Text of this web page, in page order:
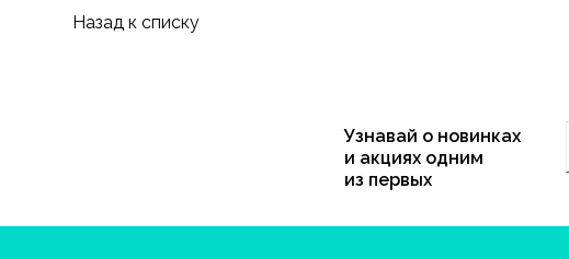
Назад к списку
Узнавай о новинках
и акциях одним
из первых